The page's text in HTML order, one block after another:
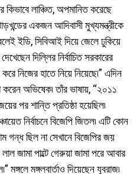
কিভাবে লাঞ্চিত, অপমানিত করেছে
একজন আদিবাসী মুখ্যমন্ত্রীকে
ইডি, সিবিআই দিয়ে জেলে ঢুকিয়ে
দিল্লির নির্বাচিত সরকারের
নিজের হাতে নিয়ে নিয়েছে৷” এদিন
অভিষেক৷ তাঁর ভাষায়, “২০১১
পর শান্তি প্রতিষ্ঠা হয়েছিল৷
নির্বাচনে বিজেপি জিতল৷ এটি কোন
গন্ধ ছিল না সেখানে বিজেপির জয়
জামা পাল্টে গেরুয়া জামা পরে আবার
মঙ্গলবার্তাও দিয়েছেন যুবরাজ৷